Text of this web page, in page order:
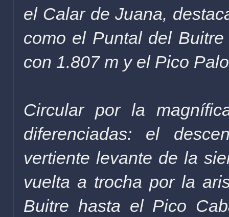
el Calar de Juana,
como el Puntal del
con 1.807 m y el Pico
Circular por la
diferenciadas: el
vertiente levante de la
vuelta a trocha por la
Buitre hasta el Pico